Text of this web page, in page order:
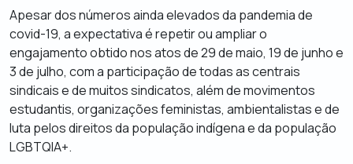
Apesar dos números ainda elevados da pandemia de
covid-19, a expectativa é repetir ou ampliar o
engajamento obtido nos atos de 29 de maio, 19 de junho e
3 de julho, com a participação de todas as centrais
sindicais e de muitos sindicatos, além de movimentos
estudantis, organizações feministas, ambientalistas e de
luta pelos direitos da população indígena e da população
LGBTQIA+.